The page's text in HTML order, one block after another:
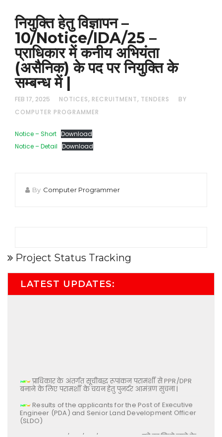
नियुक्ति हेतु विज्ञापन –
10/Notice/IDA/25 –
प्राधिकार में कनीय अभियंता
(असैनिक) के पद पर नियुक्ति के
सम्बन्ध में |
FEB 17, 2025 NOTICES, RECRUITMENT, TENDERS
BY
COMPUTER PROGRAMMER
Notice – Short Download
Notice – Detail Download
By Computer Programmer
Project Status Tracking
LATEST UPDATES:
प्राधिकार के अंतर्गत सूचीबद्ध रूपांकन परामर्शी से PPR/DPR
बनाने के लिए परामर्शी के चयन हेतु पुनर्दर आमंत्रण सुचना |
Results of the applicants for the Post of Executive
Engineer (PDA) and Senior Land Development Officer
(SLDO)
NIT No- 42/TEN/IDA/24 Group-03 को रद्द किये जाने के